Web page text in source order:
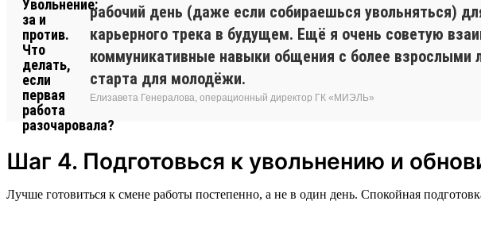
рабочий день (даже если собираешься увольняться)
карьерного трека в будущем. Ещё я очень советую
коммуникативные навыки общения с более
старта для молодёжи.
Елизавета Генералова, операционный директор ГК «МИЭЛЬ»
Шаг 4. Подготовься к увольнению и
Лучше готовиться к смене работы постепенно, а не в один день. Спокойная